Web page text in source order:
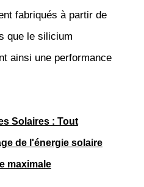
fabriqués à partir de
que le silicium
ainsi une performance
Solaires : Tout
de l'énergie solaire
maximale